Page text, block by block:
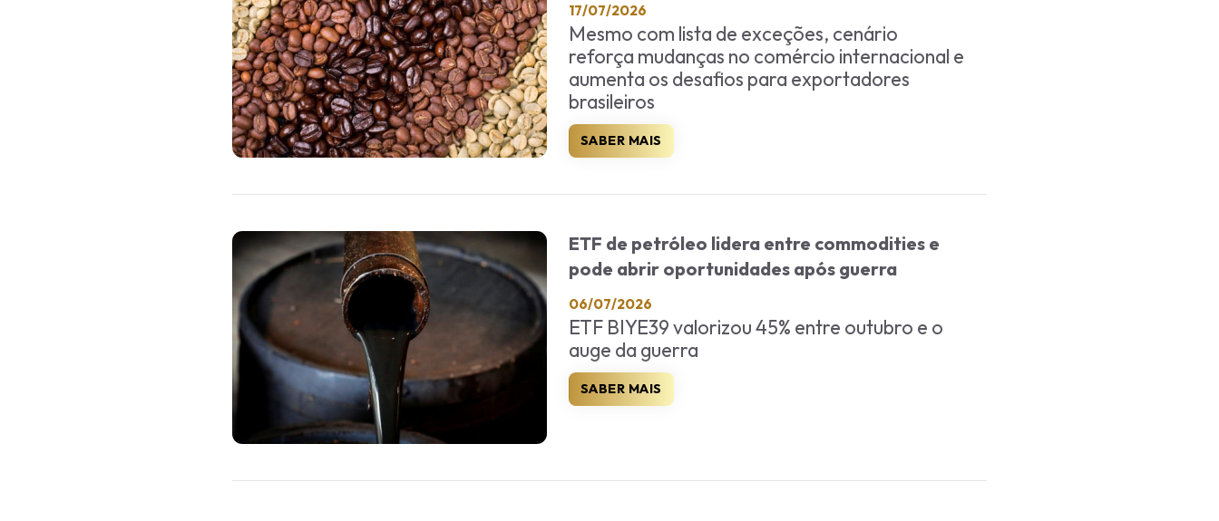
17/07/2026
Mesmo com lista de exceções, cenário
reforça mudanças no comércio internacional e
aumenta os desafios para exportadores
brasileiros
SABER MAIS
ETF de petróleo lidera entre commodities e
pode abrir oportunidades após guerra
06/07/2026
ETF BIYE39 valorizou 45% entre outubro e o
auge da guerra
SABER MAIS